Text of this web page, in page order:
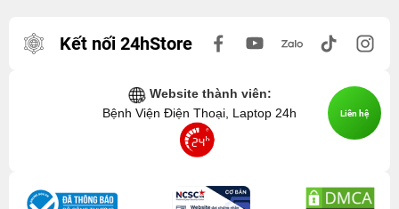
Kết nối 24hStore
Website thành viên:
Bệnh Viện Điện Thoại, Laptop 24h
Liên hệ